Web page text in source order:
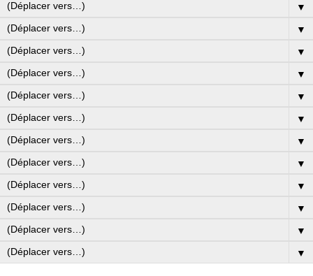
▼
▼
▼
▼
▼
▼
▼
▼
▼
▼
▼
▼